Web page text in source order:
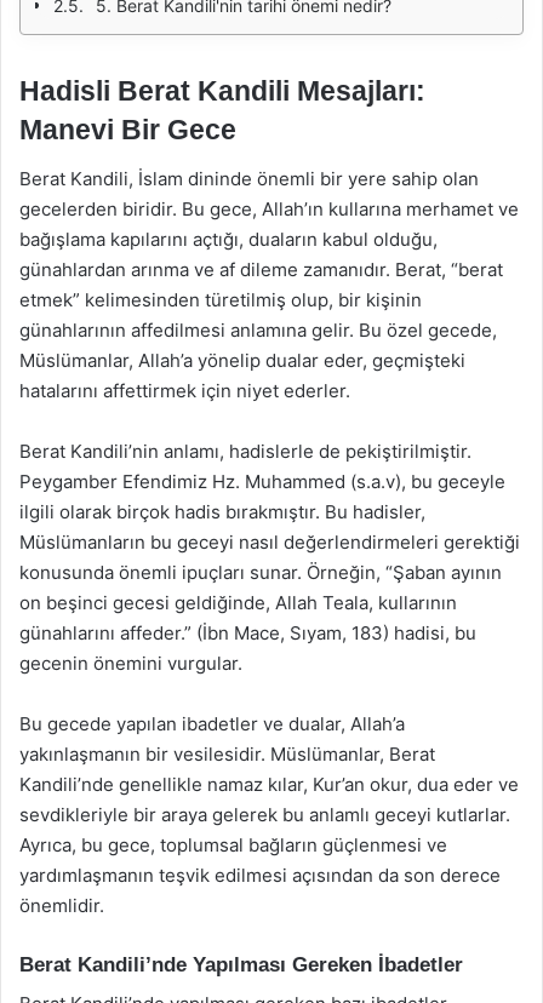
5. Berat Kandili'nin tarihi önemi nedir?
Hadisli Berat Kandili Mesajları:
Manevi Bir Gece
Berat Kandili, İslam dininde önemli bir yere sahip olan
gecelerden biridir. Bu gece, Allah’ın kullarına merhamet ve
bağışlama kapılarını açtığı, duaların kabul olduğu,
günahlardan arınma ve af dileme zamanıdır. Berat, “berat
etmek” kelimesinden türetilmiş olup, bir kişinin
günahlarının affedilmesi anlamına gelir. Bu özel gecede,
Müslümanlar, Allah’a yönelip dualar eder, geçmişteki
hatalarını affettirmek için niyet ederler.
Berat Kandili’nin anlamı, hadislerle de pekiştirilmiştir.
Peygamber Efendimiz Hz. Muhammed (s.a.v), bu geceyle
ilgili olarak birçok hadis bırakmıştır. Bu hadisler,
Müslümanların bu geceyi nasıl değerlendirmeleri gerektiği
konusunda önemli ipuçları sunar. Örneğin, “Şaban ayının
on beşinci gecesi geldiğinde, Allah Teala, kullarının
günahlarını affeder.” (İbn Mace, Sıyam, 183) hadisi, bu
gecenin önemini vurgular.
Bu gecede yapılan ibadetler ve dualar, Allah’a
yakınlaşmanın bir vesilesidir. Müslümanlar, Berat
Kandili’nde genellikle namaz kılar, Kur’an okur, dua eder ve
sevdikleriyle bir araya gelerek bu anlamlı geceyi kutlarlar.
Ayrıca, bu gece, toplumsal bağların güçlenmesi ve
yardımlaşmanın teşvik edilmesi açısından da son derece
önemlidir.
Berat Kandili’nde Yapılması Gereken İbadetler